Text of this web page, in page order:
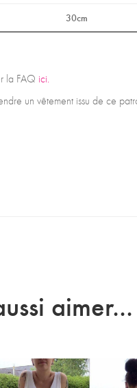
30cm
la FAQ ici.
un vêtement issu de ce
aimer...